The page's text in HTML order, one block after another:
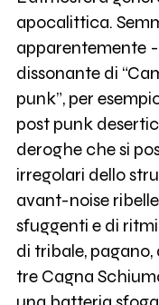
apocalittica.
apparentemente
dissonante di
punk”, per
post punk
deroghe che si
irregolari dello
avant-noise
sfuggenti e di
di tribale, pagano,
tre Cagna